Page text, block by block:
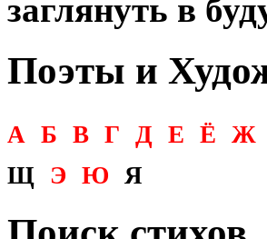
заглянуть в
Поэты и
А Б В Г Д Е Ё Ж
Щ Э Ю Я